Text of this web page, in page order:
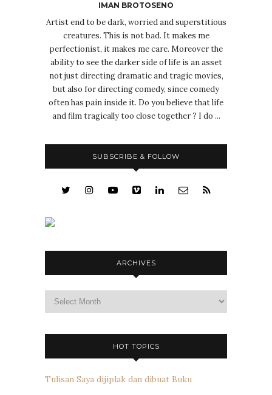
IMAN BROTOSENO
Artist end to be dark, worried and superstitious
creatures. This is not bad. It makes me
perfectionist, it makes me care. Moreover the
ability to see the darker side of life is an asset
not just directing dramatic and tragic movies,
but also for directing comedy, since comedy
often has pain inside it. Do you believe that life
and film tragically too close together ? I do ...
SUBSCRIBE & FOLLOW
ARCHIVES
HOT TOPICS
Tulisan Saya dijiplak dan dibuat Buku